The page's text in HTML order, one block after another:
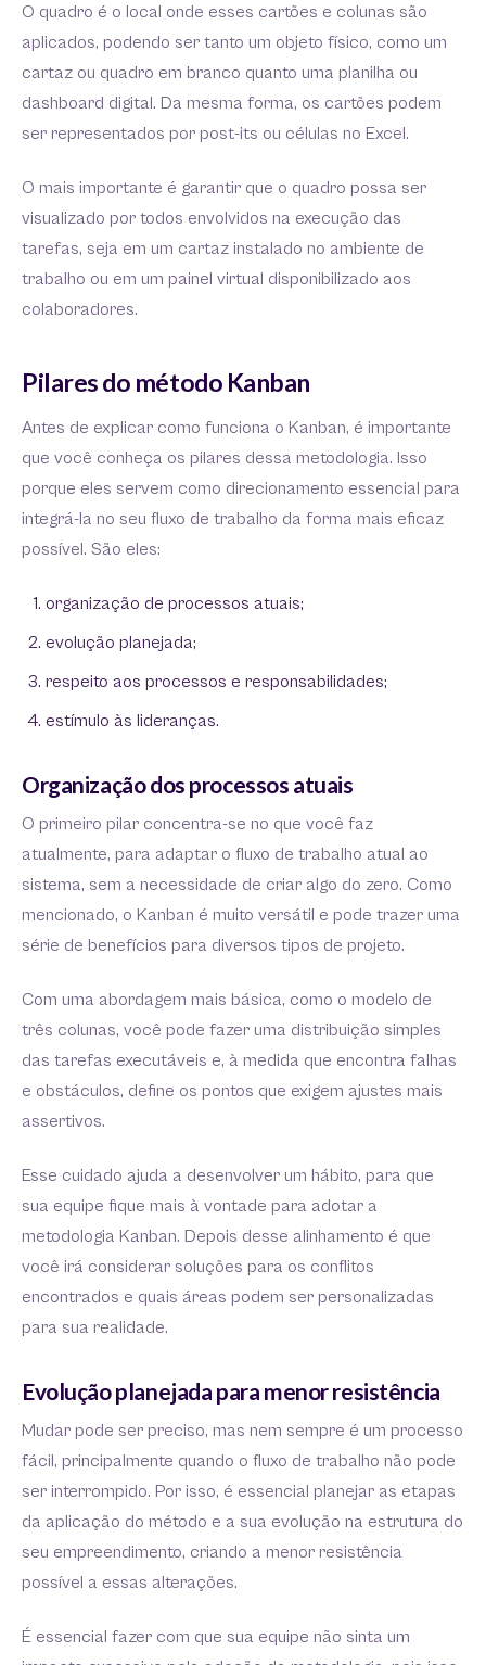
O quadro é o local onde esses cartões e colunas são
aplicados, podendo ser tanto um objeto físico, como um
cartaz ou quadro em branco quanto uma planilha ou
dashboard digital. Da mesma forma, os cartões podem
ser representados por post-its ou células no Excel.
O mais importante é garantir que o quadro possa ser
visualizado por todos envolvidos na execução das
tarefas, seja em um cartaz instalado no ambiente de
trabalho ou em um painel virtual disponibilizado aos
colaboradores.
Pilares do método Kanban
Antes de explicar como funciona o Kanban, é importante
que você conheça os pilares dessa metodologia. Isso
porque eles servem como direcionamento essencial para
integrá-la no seu fluxo de trabalho da forma mais eficaz
possível. São eles:
organização de processos atuais;
evolução planejada;
respeito aos processos e responsabilidades;
estímulo às lideranças.
Organização dos processos atuais
O primeiro pilar concentra-se no que você faz
atualmente, para adaptar o fluxo de trabalho atual ao
sistema, sem a necessidade de criar algo do zero. Como
mencionado, o Kanban é muito versátil e pode trazer uma
série de benefícios para diversos tipos de projeto.
Com uma abordagem mais básica, como o modelo de
três colunas, você pode fazer uma distribuição simples
das tarefas executáveis e, à medida que encontra falhas
e obstáculos, define os pontos que exigem ajustes mais
assertivos.
Esse cuidado ajuda a desenvolver um hábito, para que
sua equipe fique mais à vontade para adotar a
metodologia Kanban. Depois desse alinhamento é que
você irá considerar soluções para os conflitos
encontrados e quais áreas podem ser personalizadas
para sua realidade.
Evolução planejada para menor resistência
Mudar pode ser preciso, mas nem sempre é um processo
fácil, principalmente quando o fluxo de trabalho não pode
ser interrompido. Por isso, é essencial planejar as etapas
da aplicação do método e a sua evolução na estrutura do
seu empreendimento, criando a menor resistência
possível a essas alterações.
É essencial fazer com que sua equipe não sinta um